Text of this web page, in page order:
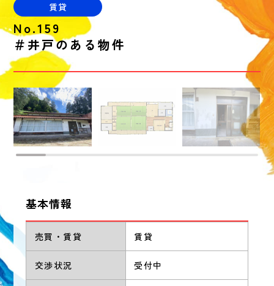
賃貸
No.159
＃井戸のある物件
基本情報
売買・賃貸 賃貸
交渉状況 受付中